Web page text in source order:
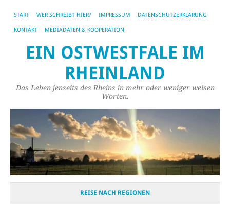
START WER SCHREIBT HIER? IMPRESSUM DATENSCHUTZERKLÄRUNG
KONTAKT MEDIADATEN & KOOPERATION
EIN OSTWESTFALE IM
RHEINLAND
Das Leben jenseits des Rheins in mehr oder weniger weisen
Worten.
REISE NACH REGIONEN